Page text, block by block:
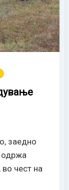
заедно
одржа
чест на